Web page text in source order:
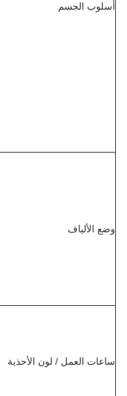
أسلوب الجسم
وضع الألياف
ساعات العمل / لون الأحذية